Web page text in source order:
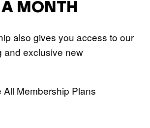
MONTH
also gives you access to our
and exclusive new
All Membership Plans